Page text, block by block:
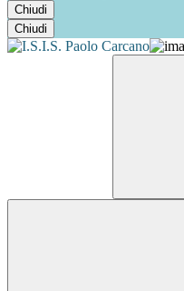
Chiudi
Chiudi